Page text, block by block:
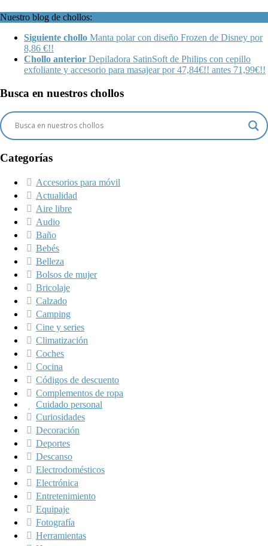
Nuestro blog de chollos:
Siguiente chollo Manta polar con diseño Frozen de Disney por
8,86 €!!
Chollo anterior Depiladora SatinSoft de Philips con cepillo
exfoliante y accesorio para masajear por 47,84€!! antes 71,99€!!
Busca en nuestros chollos
Categorías
Accesorios para móvil
Actualidad
Aire libre
Audio
Baño
Bebés
Belleza
Bolsos de mujer
Bricolaje
Calzado
Camping
Cine y series
Climatización
Coches
Cocina
Códigos de descuento
Complementos de ropa
Cuidado personal
Curiosidades
Decoración
Deportes
Descanso
Electrodomésticos
Electrónica
Entretenimiento
Equipaje
Fotografía
Herramientas